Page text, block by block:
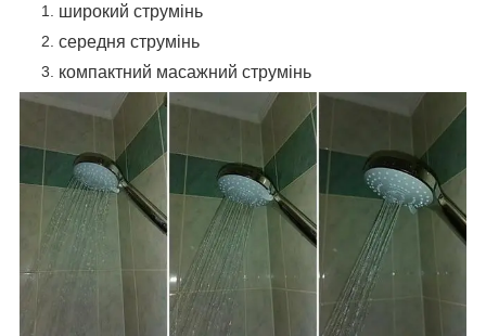
широкий струмінь
середня струмінь
компактний масажний струмінь